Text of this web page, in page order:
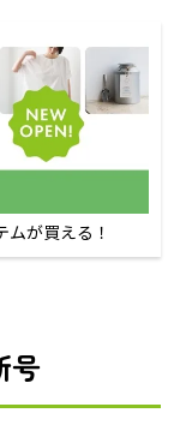
が買える！
号